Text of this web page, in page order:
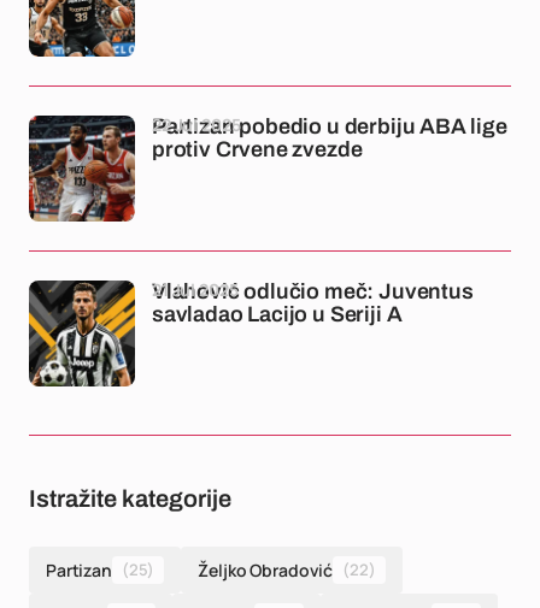
Partizan pobedio u derbiju ABA lige
protiv Crvene zvezde
22 Jul 2025
Vlahović odlučio meč: Juventus
savladao Lacijo u Seriji A
21 Jul 2025
Istražite kategorije
Partizan (25) Željko Obradović (22)